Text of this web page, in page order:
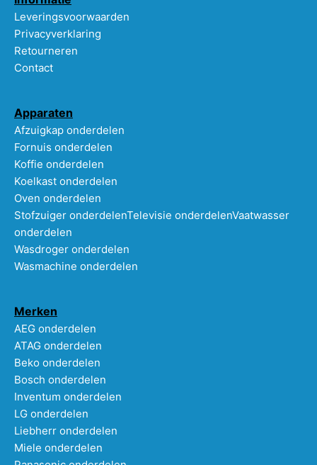
Leveringsvoorwaarden
Privacyverklaring
Retourneren
Contact
Apparaten
Afzuigkap onderdelen
Fornuis onderdelen
Koffie onderdelen
Koelkast onderdelen
Oven onderdelen
Stofzuiger onderdelenTelevisie onderdelenVaatwasser
onderdelen
Wasdroger onderdelen
Wasmachine onderdelen
Merken
AEG onderdelen
ATAG onderdelen
Beko onderdelen
Bosch onderdelen
Inventum onderdelen
LG onderdelen
Liebherr onderdelen
Miele onderdelen